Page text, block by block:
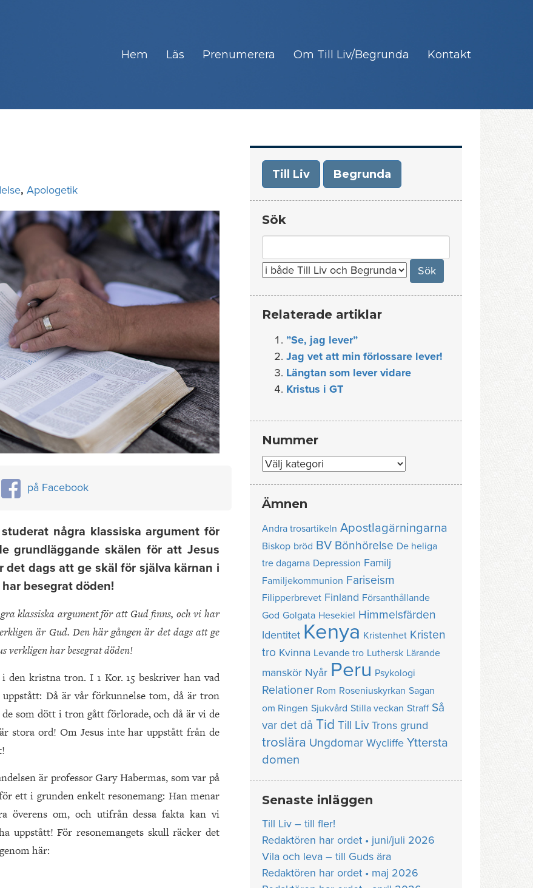
Hem Läs Prenumerera Om Till Liv/Begrunda Kontakt
, Apologetik
på Facebook
några klassiska argument för
grundläggande skälen för att Jesus
det dags att ge skäl för själva kärnan i
besegrat döden!
klassiska argument för att Gud finns, och vi har
är Gud. Den här gången är det dags att ge
verkligen har besegrat döden!
den kristna tron. I 1 Kor. 15 beskriver han vad
Då är vår förkunnelse tom, då är tron
som dött i tron gått förlorade, och då är vi de
stora ord! Om Jesus inte har uppstått från de
är professor Gary Habermas, som var på
ett i grunden enkelt resonemang: Han menar
överens om, och utifrån dessa fakta kan vi
uppstått! För resonemangets skull räcker det
här:
Till Liv Begrunda
Sök
for:
Relaterade artiklar
”Se, jag lever”
Jag vet att min förlossare lever!
Längtan som lever vidare
Kristus i GT
Nummer
Nummer
Ämnen
Andra trosartikeln Apostlagärningarna
Biskop bröd BV Bönhörelse De heliga
tre dagarna Depression Familj
Familjekommunion Fariseism
Filipperbrevet Finland Försanthållande
God Golgata Hesekiel Himmelsfärden
Identitet Kenya Kristenhet Kristen
tro Kvinna Levande tro Luthersk Lärande
manskör Nyår Peru Psykologi
Relationer Rom Roseniuskyrkan Sagan
om Ringen Sjukvård Stilla veckan Straff Så
var det då Tid Till Liv Trons grund
troslära Ungdomar Wycliffe Yttersta
domen
Senaste inläggen
Till Liv – till fler!
Redaktören har ordet • juni/juli 2026
Vila och leva – till Guds ära
Redaktören har ordet • maj 2026